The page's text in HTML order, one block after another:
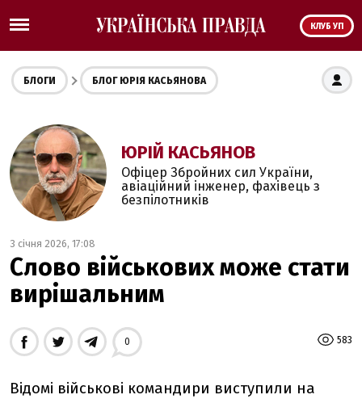
КЛУБ УП
БЛОГИ БЛОГ ЮРІЯ КАСЬЯНОВА
ЮРІЙ КАСЬЯНОВ
Офіцер Збройних сил України,
авіаційний інженер, фахівець з
безпілотників
3 січня 2026, 17:08
Слово військових може стати
вирішальним
583
0
Відомі військові командири виступили на